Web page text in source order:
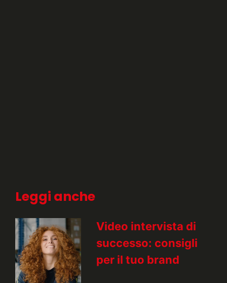
Leggi anche
Video intervista di
successo: consigli
per il tuo brand